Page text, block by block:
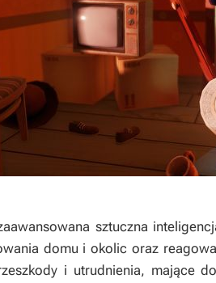
sztuczna
domu i okolic oraz
i utrudnienia, mające